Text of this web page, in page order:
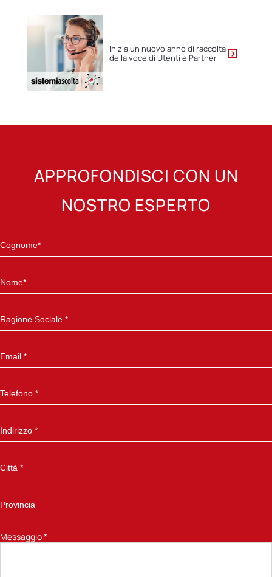
Inizia un nuovo anno di raccolta
della voce di Utenti e Partner
APPROFONDISCI CON UN
NOSTRO ESPERTO
Messaggio*